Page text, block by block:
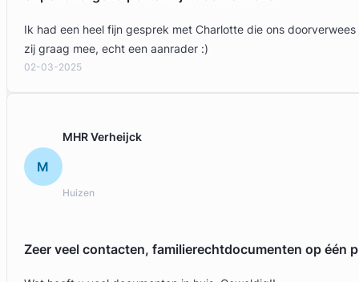
Ik had een heel fijn gesprek met Charlotte die ons
zij graag mee, echt een aanrader :)
02-03-2025
M
MHR Verheijck
Huizen
Zeer veel contacten, familierechtdocumenten op één